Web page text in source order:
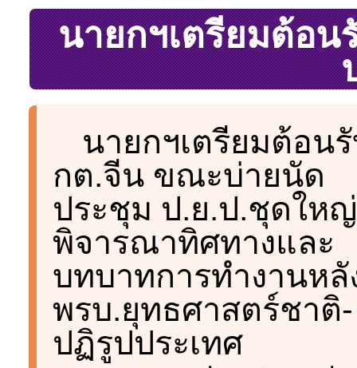
นายกฯเตรียมต้อ
นายกฯเตรียมต้อน
กต.จีน ขณะบ่ายนัด
ประชุม ป.ย.ป.ชุดใหญ่
พิจารณาทิศทางและ
บทบาทการทำงานหลั
พรบ.ยุทธศาสตร์ชาติ-
ปฏิรูปประเทศ